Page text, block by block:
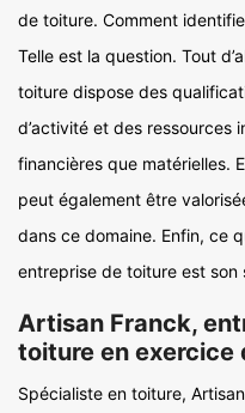
de toiture. Comment
Telle est la question. Tout
toiture dispose des
d’activité et des ressources
financières que matérielles.
peut également être
dans ce domaine. Enfin, ce
entreprise de toiture est son
Artisan Franck,
toiture en exercice
Spécialiste en toiture,